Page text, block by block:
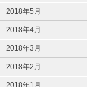
2018年5月
2018年4月
2018年3月
2018年2月
2018年1月